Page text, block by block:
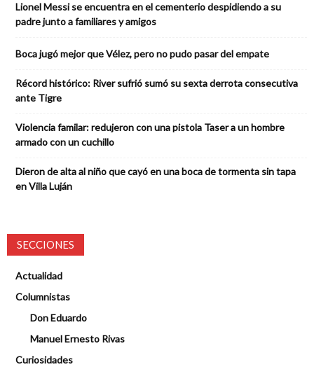
Lionel Messi se encuentra en el cementerio despidiendo a su
padre junto a familiares y amigos
Boca jugó mejor que Vélez, pero no pudo pasar del empate
Récord histórico: River sufrió sumó su sexta derrota consecutiva
ante Tigre
Violencia familar: redujeron con una pistola Taser a un hombre
armado con un cuchillo
Dieron de alta al niño que cayó en una boca de tormenta sin tapa
en Villa Luján
SECCIONES
Actualidad
Columnistas
Don Eduardo
Manuel Ernesto Rivas
Curiosidades